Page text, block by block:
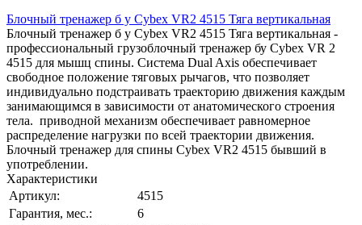
Блочный тренажер б у Cybex VR2 4515 Тяга вертикальная
Блочный тренажер б у Cybex VR2 4515 Тяга вертикальная -
профессиональный грузоблочный тренажер бу Cybex VR 2
4515 для мышц спины. Система Dual Axis обеспечивает
свободное положение тяговых рычагов, что позволяет
индивидуально подстраивать траекторию движения каждым
занимающимся в зависимости от анатомического строения
тела. приводной механизм обеспечивает равномерное
распределение нагрузки по всей траектории движения.
Блочный тренажер для спины Cybex VR2 4515 бывший в
употреблении.
Характеристики
Артикул:
4515
Гарантия, мес.:
6